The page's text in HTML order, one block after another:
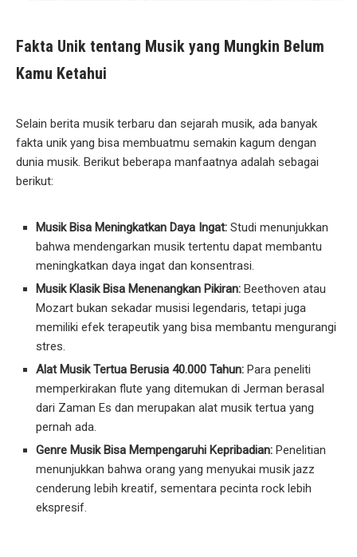
Fakta Unik tentang Musik yang Mungkin Belum
Kamu Ketahui
Selain berita musik terbaru dan sejarah musik, ada banyak
fakta unik yang bisa membuatmu semakin kagum dengan
dunia musik. Berikut beberapa manfaatnya adalah sebagai
berikut:
Musik Bisa Meningkatkan Daya Ingat: Studi menunjukkan
bahwa mendengarkan musik tertentu dapat membantu
meningkatkan daya ingat dan konsentrasi.
Musik Klasik Bisa Menenangkan Pikiran: Beethoven atau
Mozart bukan sekadar musisi legendaris, tetapi juga
memiliki efek terapeutik yang bisa membantu mengurangi
stres.
Alat Musik Tertua Berusia 40.000 Tahun: Para peneliti
memperkirakan flute yang ditemukan di Jerman berasal
dari Zaman Es dan merupakan alat musik tertua yang
pernah ada.
Genre Musik Bisa Mempengaruhi Kepribadian: Penelitian
menunjukkan bahwa orang yang menyukai musik jazz
cenderung lebih kreatif, sementara pecinta rock lebih
ekspresif.